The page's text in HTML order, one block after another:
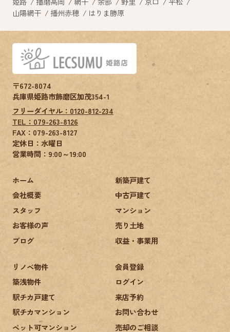
山陽網干
播州赤穂 はりま勝原
〒672-8074
兵庫県姫路市飾磨区加茂354-1
フリーダイヤル：0120-812-234
TEL：079-263-8126
FAX： 079-263-8127
定休日：水曜日
営業時間：9:00～19:00
ホーム
会社概要
スタッフ
お客様の声
ブログ
新築戸建て
中古戸建て
マンション
売り土地
収益・事業用
リノベ物件
築浅物件
駅チカ戸建て
駅チカマンション
ペット可マンション
会員登録
ログイン
来店予約
お問い合わせ
売却のご相談